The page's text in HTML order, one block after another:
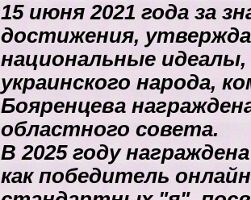
15 июня 2021 года за
достижения,
национальные
украинского народа,
Бояренцева
областного совета.
В 2025 году
как победитель